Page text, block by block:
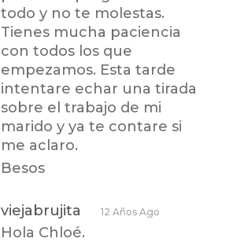
todo y no te molestas.
Tienes mucha paciencia
con todos los que
empezamos. Esta tarde
intentare echar una tirada
sobre el trabajo de mi
marido y ya te contare si
me aclaro.
Besos
viejabrujita 12 Años Ago
Hola Chloé.